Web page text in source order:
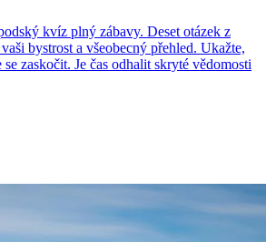
kvíz plný zábavy. Deset otázek z
bystrost a všeobecný přehled. Ukažte,
se zaskočit. Je čas odhalit skryté vědomosti